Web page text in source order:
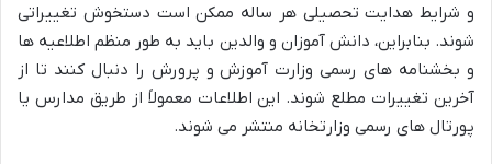
و شرایط هدایت تحصیلی هر ساله ممکن است دستخوش تغییراتی
شوند. بنابراین، دانش آموزان و والدین باید به طور منظم اطلاعیه ها
و بخشنامه های رسمی وزارت آموزش و پرورش را دنبال کنند تا از
آخرین تغییرات مطلع شوند. این اطلاعات معمولاً از طریق مدارس یا
پورتال های رسمی وزارتخانه منتشر می شوند.